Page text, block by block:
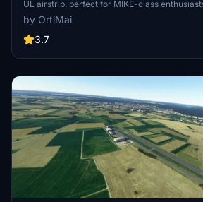
UL airstrip, perfect for MIKE-class
operators and a fee-free landing policy, but
intersecting farm road. Remember, "Altitude
bush trips and picturesque landings.
by OrtiMai
3.7